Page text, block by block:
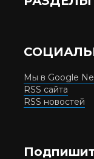
Мы в Google
RSS сайта
RSS новостей